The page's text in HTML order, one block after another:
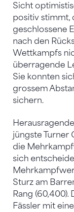
Sicht
positiv stimmt,
geschlossene
nach den
Wettkampfs
überragende
Sie konnten
grossem
sichern.
jüngste Turner
die
sich
Sturz am
Rang
Fässler mit